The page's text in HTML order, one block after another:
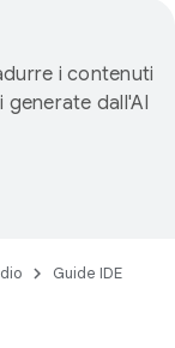
i contenuti
dall'AI
Guide IDE